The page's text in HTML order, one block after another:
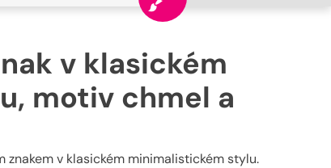
v klasickém
motiv chmel a
v klasickém minimalistickém stylu.